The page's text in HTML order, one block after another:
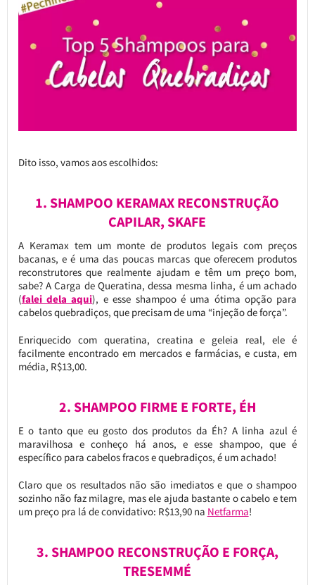
Dito isso, vamos aos escolhidos:
1. SHAMPOO KERAMAX RECONSTRUÇÃO
CAPILAR, SKAFE
A Keramax tem um monte de produtos legais com preços
bacanas, e é uma das poucas marcas que oferecem produtos
reconstrutores que realmente ajudam e têm um preço bom,
sabe? A Carga de Queratina, dessa mesma linha, é um achado
(falei dela aqui), e esse shampoo é uma ótima opção para
cabelos quebradiços, que precisam de uma “injeção de força”.
Enriquecido com queratina, creatina e geleia real, ele é
facilmente encontrado em mercados e farmácias, e custa, em
média, R$13,00.
2. SHAMPOO FIRME E FORTE, ÉH
E o tanto que eu gosto dos produtos da Éh? A linha azul é
maravilhosa e conheço há anos, e esse shampoo, que é
específico para cabelos fracos e quebradiços, é um achado!
Claro que os resultados não são imediatos e que o shampoo
sozinho não faz milagre, mas ele ajuda bastante o cabelo e tem
um preço pra lá de convidativo: R$13,90 na Netfarma!
3. SHAMPOO RECONSTRUÇÃO E FORÇA,
TRESEMMÉ